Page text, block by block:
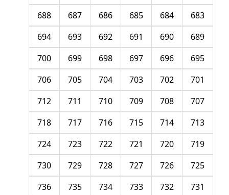
683
684
685
686
687
688
689
690
691
692
693
694
695
696
697
698
699
700
701
702
703
704
705
706
707
708
709
710
711
712
713
714
715
716
717
718
719
720
721
722
723
724
725
726
727
728
729
730
731
732
733
734
735
736